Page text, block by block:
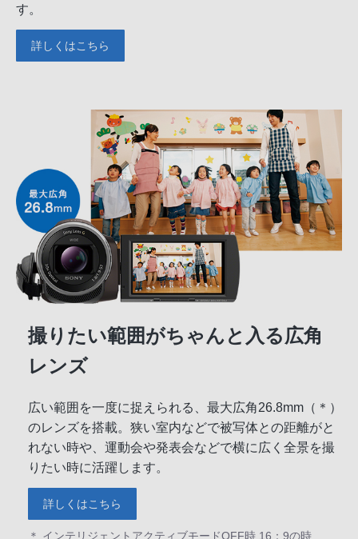
す。
詳しくはこちら
撮りたい範囲がちゃんと入る広角
レンズ
広い範囲を一度に捉えられる、最大広角26.8mm（＊）
のレンズを搭載。狭い室内などで被写体との距離がと
れない時や、運動会や発表会などで横に広く全景を撮
りたい時に活躍します。
詳しくはこちら
＊ インテリジェントアクティブモードOFF時 16：9の時